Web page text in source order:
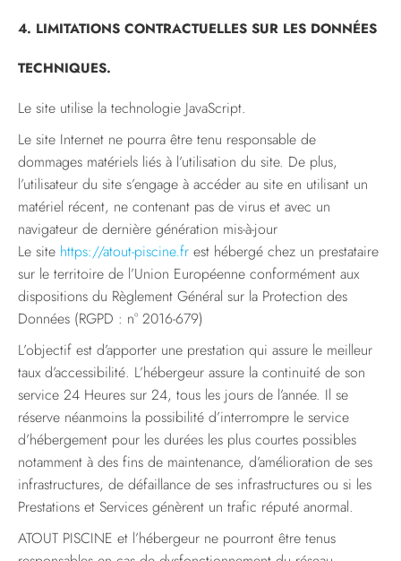
4. LIMITATIONS CONTRACTUELLES SUR LES DONNÉES
TECHNIQUES.
Le site utilise la technologie JavaScript.
Le site Internet ne pourra être tenu responsable de
dommages matériels liés à l’utilisation du site. De plus,
l’utilisateur du site s’engage à accéder au site en utilisant un
matériel récent, ne contenant pas de virus et avec un
navigateur de dernière génération mis-à-jour
Le site https://atout-piscine.fr est hébergé chez un prestataire
sur le territoire de l’Union Européenne conformément aux
dispositions du Règlement Général sur la Protection des
Données (RGPD : n° 2016-679)
L’objectif est d’apporter une prestation qui assure le meilleur
taux d’accessibilité. L’hébergeur assure la continuité de son
service 24 Heures sur 24, tous les jours de l’année. Il se
réserve néanmoins la possibilité d’interrompre le service
d’hébergement pour les durées les plus courtes possibles
notamment à des fins de maintenance, d’amélioration de ses
infrastructures, de défaillance de ses infrastructures ou si les
Prestations et Services génèrent un trafic réputé anormal.
ATOUT PISCINE et l’hébergeur ne pourront être tenus